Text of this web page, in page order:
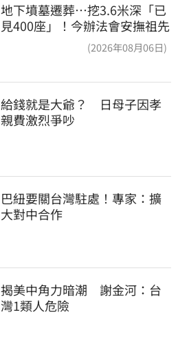
地下墳墓遷葬…挖3.6米深「已
見400座」！今辦法會安撫祖先
(2026年08月06日)
給錢就是大爺？　日母子因孝
親費激烈爭吵
巴紐要關台灣駐處！專家：擴
大對中合作
揭美中角力暗潮　謝金河：台
灣1類人危險